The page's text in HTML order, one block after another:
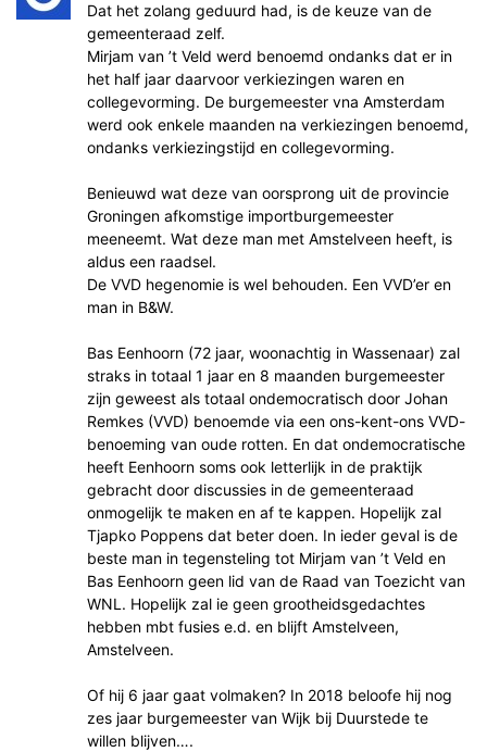
Dat het zolang geduurd had, is de keuze van de
gemeenteraad zelf.
Mirjam van ’t Veld werd benoemd ondanks dat er in
het half jaar daarvoor verkiezingen waren en
collegevorming. De burgemeester vna Amsterdam
werd ook enkele maanden na verkiezingen benoemd,
ondanks verkiezingstijd en collegevorming.
Benieuwd wat deze van oorsprong uit de provincie
Groningen afkomstige importburgemeester
meeneemt. Wat deze man met Amstelveen heeft, is
aldus een raadsel.
De VVD hegenomie is wel behouden. Een VVD’er en
man in B&W.
Bas Eenhoorn (72 jaar, woonachtig in Wassenaar) zal
straks in totaal 1 jaar en 8 maanden burgemeester
zijn geweest als totaal ondemocratisch door Johan
Remkes (VVD) benoemde via een ons-kent-ons VVD-
benoeming van oude rotten. En dat ondemocratische
heeft Eenhoorn soms ook letterlijk in de praktijk
gebracht door discussies in de gemeenteraad
onmogelijk te maken en af te kappen. Hopelijk zal
Tjapko Poppens dat beter doen. In ieder geval is de
beste man in tegensteling tot Mirjam van ’t Veld en
Bas Eenhoorn geen lid van de Raad van Toezicht van
WNL. Hopelijk zal ie geen grootheidsgedachtes
hebben mbt fusies e.d. en blijft Amstelveen,
Amstelveen.
Of hij 6 jaar gaat volmaken? In 2018 beloofe hij nog
zes jaar burgemeester van Wijk bij Duurstede te
willen blijven….